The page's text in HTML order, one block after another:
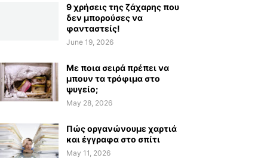
9 χρήσεις της ζάχαρης που
δεν μπορούσες να
φανταστείς!
June 19, 2026
Με ποια σειρά πρέπει να
μπουν τα τρόφιμα στο
ψυγείο;
May 28, 2026
Πώς οργανώνουμε χαρτιά
και έγγραφα στο σπίτι
May 11, 2026